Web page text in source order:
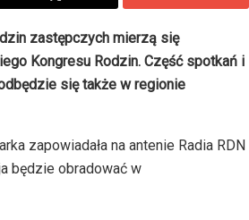
zastępczych mierzą się
Kongresu Rodzin. Część spotkań i
się także w regionie
zapowiadała na antenie Radia RDN
będzie obradować w